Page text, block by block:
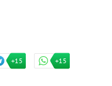
+15 +15